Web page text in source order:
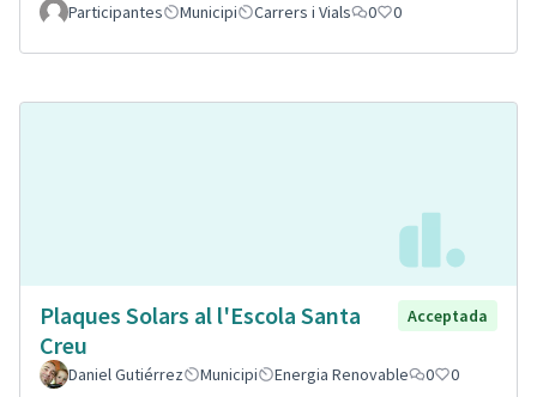
Participantes
Municipi Carrers i Vials 0 0
Plaques Solars al l'Escola Santa
Creu
Acceptada
Daniel Gutiérrez Municipi Energia Renovable 0 0